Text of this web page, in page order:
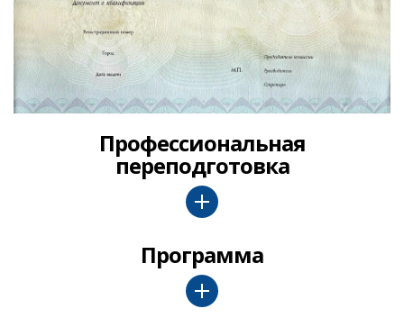
Профессиональная
переподготовка
Программа